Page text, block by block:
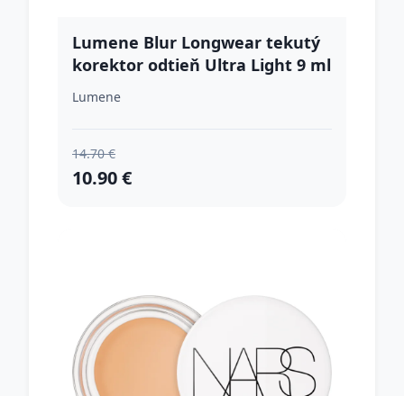
Lumene Blur Longwear tekutý
korektor odtieň Ultra Light 9 ml
Lumene
14.70 €
10.90 €